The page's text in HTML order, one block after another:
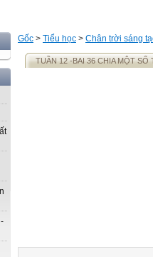
Gốc > Tiểu học > Chân trời sáng
TUẦN 12 -BAI 36 CHIA MỘT SỐ